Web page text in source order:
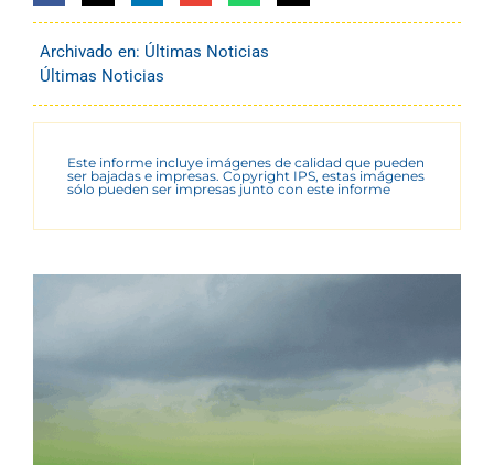
Archivado en: Últimas Noticias
Últimas Noticias
Este informe incluye imágenes de calidad que pueden
ser bajadas e impresas. Copyright IPS, estas imágenes
sólo pueden ser impresas junto con este informe